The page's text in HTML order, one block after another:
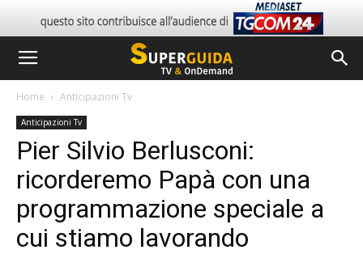
Home Anticipazioni Tv
Anticipazioni Tv
Pier Silvio Berlusconi:
ricorderemo Papà con una
programmazione speciale a
cui stiamo lavorando